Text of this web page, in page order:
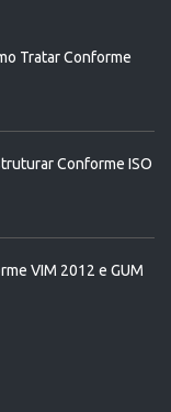
Tratar Conforme
Conforme ISO
VIM 2012 e GUM